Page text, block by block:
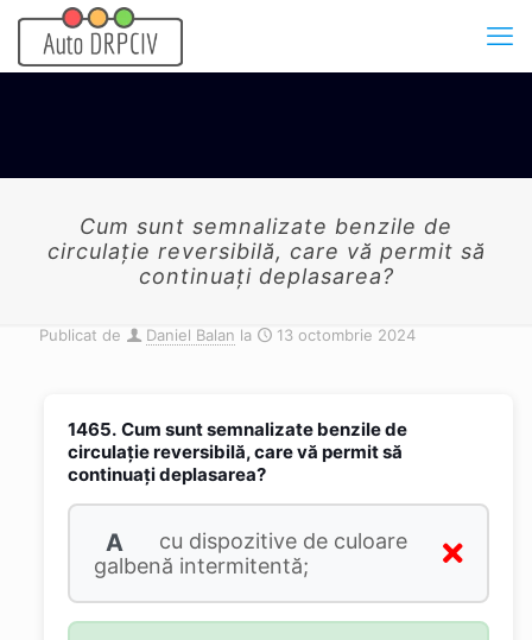
Cum sunt semnalizate benzile de
circulaţie reversibilă, care vă permit să
continuaţi deplasarea?
Publicat de Daniel Balan la 13 octombrie 2024
1465. Cum sunt semnalizate benzile de
circulaţie reversibilă, care vă permit să
continuaţi deplasarea?
A
cu dispozitive de culoare
galbenă intermitentă;